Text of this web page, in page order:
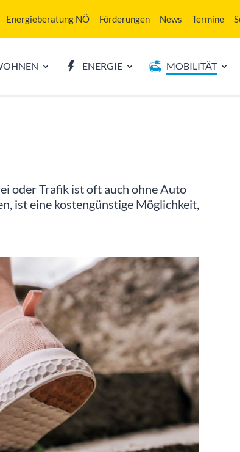
Energieberatung NÖ Förderungen News Termine
ENERGIE MOBILITÄT
oder Trafik ist oft auch ohne Auto
ist eine kostengünstige Möglichkeit,